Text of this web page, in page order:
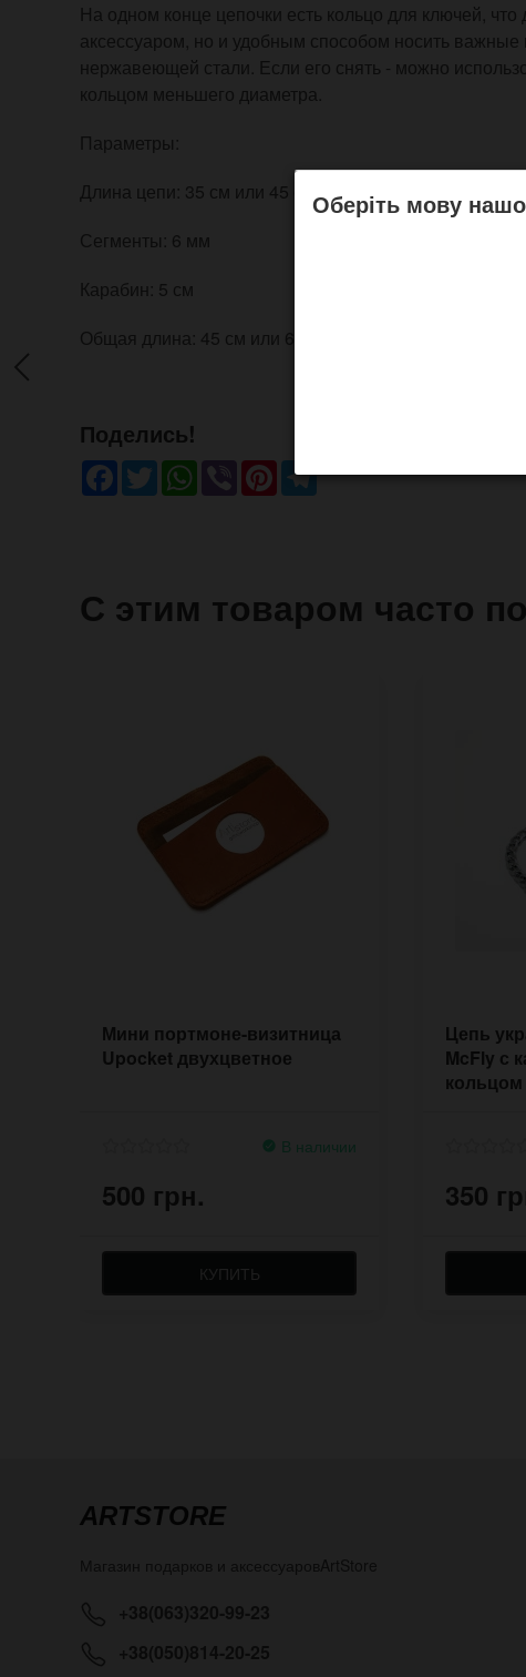
На одном конце цепочки есть кольцо для ключей, что
аксессуаром, но и удобным способом носить
нержавеющей стали. Если его снять - можно
кольцом меньшего диаметра.
Параметры:
Длина цепи: 35 см или 45 см
Сегменты: 6 мм
Карабин: 5 см
Общая длина: 45 см или 60 см
Поделись!
Facebook
TwitterWhatsApp
ViberPinterestTelegram
С этим товаром часто
Мини портмоне-визитница
Upocket двухцветное
В наличии
500 грн.
КУПИТЬ
Цепь
McFly с
350
ARTSTORE
Оберіть мову